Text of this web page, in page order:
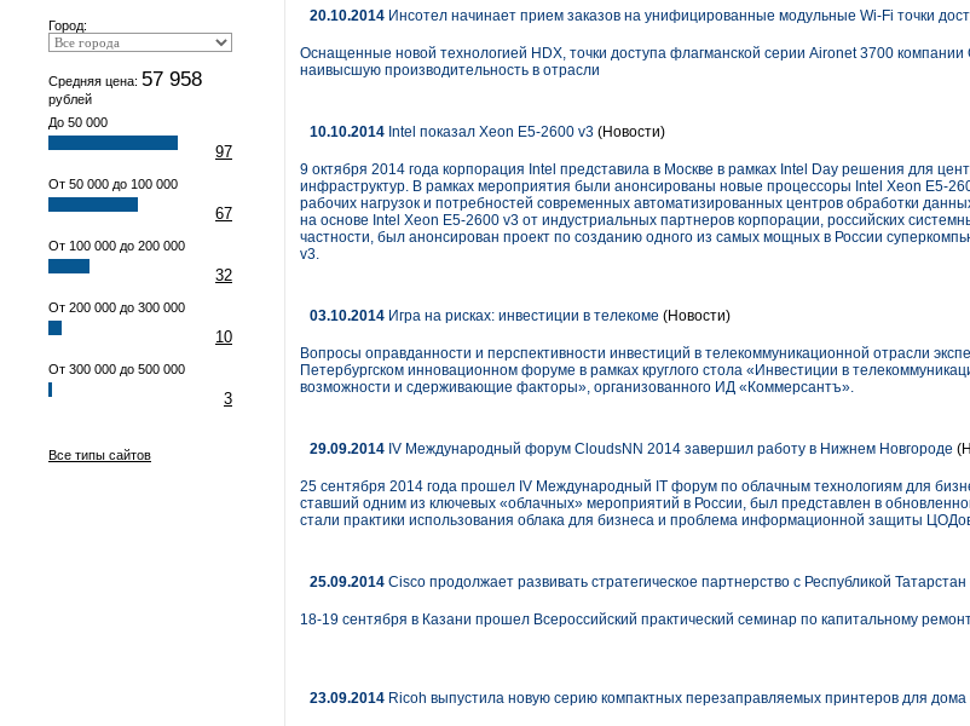
Город:
Средняя цена: 57 958
рублей
До 50 000
97
От 50 000 до 100 000
67
От 100 000 до 200 000
32
От 200 000 до 300 000
10
От 300 000 до 500 000
3
Все типы сайтов
20.10.2014 Инсотел начинает прием заказов на унифицированные модульные Wi-Fi точки
Оснащенные новой технологией HDX, точки доступа флагманской серии Aironet 3700
наивысшую производительность в отрасли
10.10.2014 Intel показал Xeon E5-2600 v3 (Новости)
9 октября 2014 года корпорация Intel представила в Москве в рамках Intel Day решения для
инфраструктур. В рамках мероприятия были анонсированы новые процессоры Intel Xeon E5-
рабочих нагрузок и потребностей современных автоматизированных центров обработки
на основе Intel Xeon E5-2600 v3 от индустриальных партнеров корпорации, российских
частности, был анонсирован проект по созданию одного из самых мощных в России
v3.
03.10.2014 Игра на рисках: инвестиции в телекоме (Новости)
Вопросы оправданности и перспективности инвестиций в телекоммуникационной отрасли
Петербургском инновационном форуме в рамках круглого стола «Инвестиции в
возможности и сдерживающие факторы», организованного ИД «Коммерсантъ».
29.09.2014 IV Международный форум CloudsNN 2014 завершил работу в Нижнем Новгороде
25 сентября 2014 года прошел IV Международный IT форум по облачным технологиям для
ставший одним из ключевых «облачных» мероприятий в России, был представлен в
стали практики использования облака для бизнеса и проблема информационной защиты
25.09.2014 Cisco продолжает развивать стратегическое партнерство с Республикой Татарстан
18-19 сентября в Казани прошел Всероссийский практический семинар по капитальному
23.09.2014 Ricoh выпустила новую серию компактных перезаправляемых принтеров для